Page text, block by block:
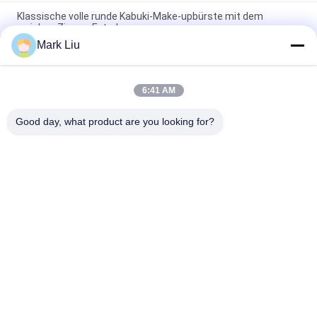
Klassische volle runde Kabuki-Make-upbürste mit dem
weichen Ziegen-Extrahaar
Vonira-Schönheits-große Fan-Ziegen-Haar-Make-
upbürste/hölzerner Griff-Spitzenmake-upbürsten
Ultra weiches Ziegen-Haar-bloße Backen-Make-upbürste mit
Mark Liu
6:41 AM
Good day, what product are you looking for?